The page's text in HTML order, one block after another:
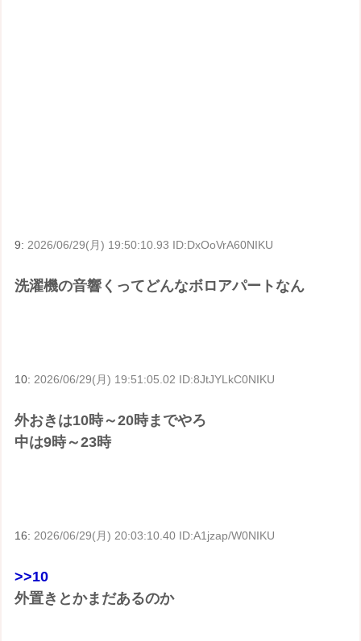
9: 2026/06/29(月) 19:50:10.93 ID:DxOoVrA60NIKU
洗濯機の音響くってどんなボロアパートなん
10: 2026/06/29(月) 19:51:05.02 ID:8JtJYLkC0NIKU
外おきは10時～20時までやろ
中は9時～23時
16:2026/06/29(月) 20:03:10.40 ID:A1jzap/W0NIKU
>>10
外置きとかまだあるのか